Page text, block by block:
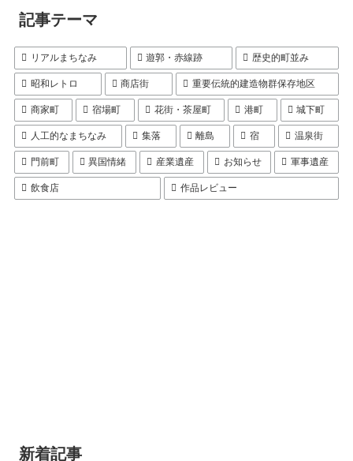
記事テーマ
リアルまちなみ 遊郭・赤線跡 歴史的町並み
昭和レトロ 商店街 重要伝統的建造物群保存地区
商家町 宿場町 花街・茶屋町 港町 城下町
人工的なまちなみ 集落 離島 宿 温泉街
門前町 異国情緒 産業遺産 お知らせ 軍事遺産
飲食店 作品レビュー
新着記事